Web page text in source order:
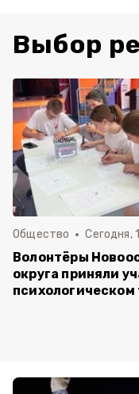
Выбор
Общество Сегодня,
Волонтёры
округа приняли
психологическом